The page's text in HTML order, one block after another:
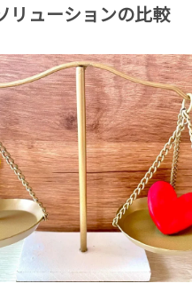
リューションの比較